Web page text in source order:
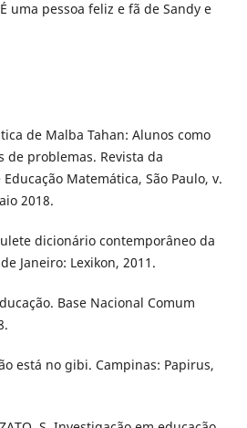
uma pessoa feliz e fã de Sandy e
de Malba Tahan: Alunos como
de problemas. Revista da
Matemática, São Paulo, v.
2018.
dicionário contemporâneo da
Janeiro: Lexikon, 2011.
Base Nacional Comum
está no gibi. Campinas: Papirus,